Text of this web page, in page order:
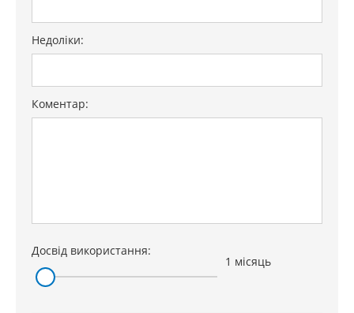
Недоліки:
Коментар:
Досвід використання:
1 місяць